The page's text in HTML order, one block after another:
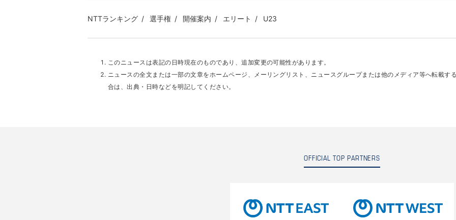
NTTランキング 選手権 開催案内 エリート U23
このニュースは表記の日時現在のものであり、追加変更の可能性があります。
ニュースの全文または一部の文章をホームページ、メーリングリスト、ニュースグループまたは他のメディア等へ転載す
合は、出典・日時などを明記してください。
OFFICIAL TOP PARTNERS